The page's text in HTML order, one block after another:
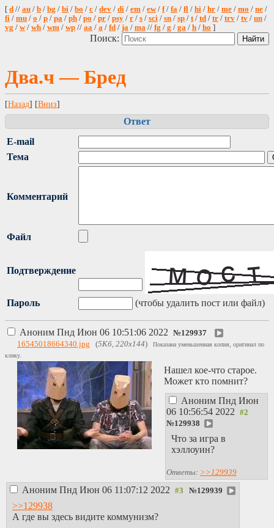
[ d // au / b / bg / bi / bo / c / dev / di / em / ew/ f/ fa / fl / hi / hr / me / mo / ne /
fi / mu / o / p / pa / ph / po / pr / psy / r / s / sci / sn / sp / t/ td / tr / trv / tv / un /
vg / w/ wh / wm / wp // aa / a / fd / ja / ma // fg / g / ga / h / ho ]
Поиск:
Два.ч — Бред
[Назад] [Вниз]
Ответ
E-mail
Тема
Комментарий
Файл
Подтверждение
Пароль (чтобы удалить пост или файл)
Аноним Пнд Июн 06 10:51:06 2022 №129937
16545018664340.jpg (5Кб, 220x144)
Показана уменьшенная копия, оригинал по
клику.
Нашел кое-что старое.
Может кто помнит?
Аноним Пнд Июн
06 10:56:54 2022
№129938
Что за игра в
хэллоуин?
Ответы: >>129939
Аноним Пнд Июн 06 11:07:12 2022 №129939
>>129938
А где вы здесь видите коммунизм?